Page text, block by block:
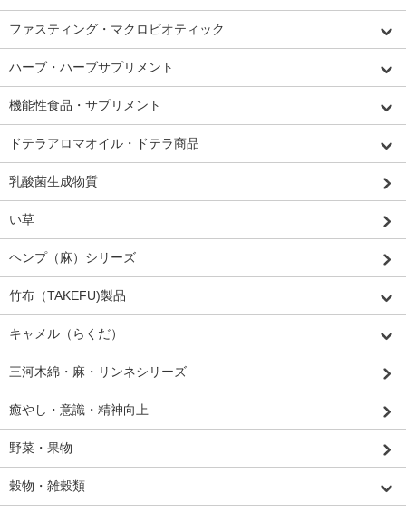
ファスティング・マクロビオティック
ハーブ・ハーブサプリメント
機能性食品・サプリメント
ドテラアロマオイル・ドテラ商品
乳酸菌生成物質
い草
ヘンプ（麻）シリーズ
竹布（TAKEFU)製品
キャメル（らくだ）
三河木綿・麻・リンネシリーズ
癒やし・意識・精神向上
野菜・果物
穀物・雑穀類